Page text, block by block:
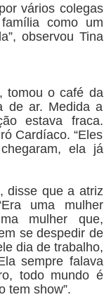
vários colegas
como um
observou Tina
tomou o café da
de ar. Medida a
estava fraca.
Cardíaco. “Eles
ela já
disse que a atriz
uma mulher
mulher que,
se despedir de
dia de trabalho,
sempre falava
todo mundo é
tem show”.